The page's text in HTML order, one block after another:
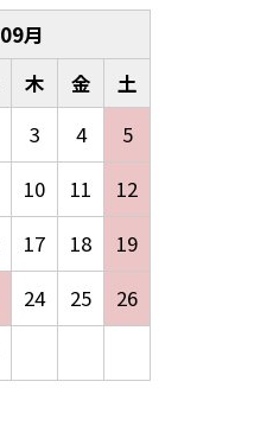
09月
木 金
土
3 4
5
10 11
12
17 18
19
24 25
26